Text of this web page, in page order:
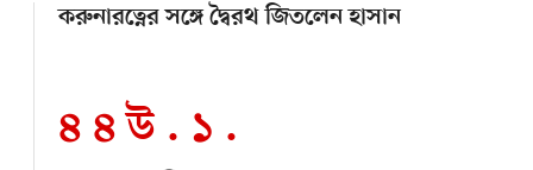
করুনারত্নের সঙ্গে দ্বৈরথ জিতলেন হাসান
৪ ৪ উ . ১ .